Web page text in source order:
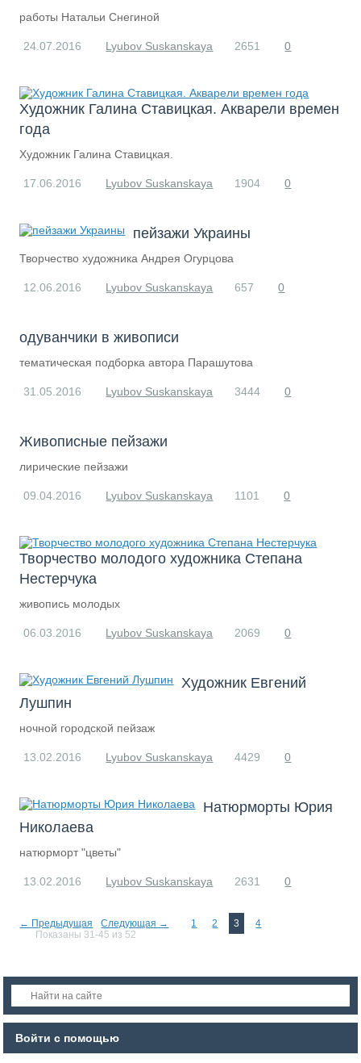
работы Натальи Снегиной
24.07.2016 Lyubov Suskanskaya 2651 0
Художник Галина Ставицкая. Акварели времен
года
Художник Галина Ставицкая.
17.06.2016 Lyubov Suskanskaya 1904 0
пейзажи Украины
Творчество художника Андрея Огурцова
12.06.2016 Lyubov Suskanskaya 657 0
одуванчики в живописи
тематическая подборка автора Парашутова
31.05.2016 Lyubov Suskanskaya 3444 0
​Живописные пейзажи
лирические пейзажи
09.04.2016 Lyubov Suskanskaya 1101 0
Творчество молодого художника Степана
Нестерчука
живопись молодых
06.03.2016 Lyubov Suskanskaya 2069 0
​Художник Евгений
Лушпин
ночной городской пейзаж
13.02.2016 Lyubov Suskanskaya 4429 0
Натюрморты Юрия
Николаева
натюрморт "цветы"
13.02.2016 Lyubov Suskanskaya 2631 0
← Предыдущая Следующая → 1 2 3
4
Показаны 31-45 из 52
Войти с помощью